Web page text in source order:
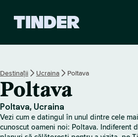
T
e
r
Destinații Ucraina Poltava
Poltava
Poltava, Ucraina
Vezi cum e datingul în unul dintre cele
cunoscut oameni noi: Poltava. Indiferent